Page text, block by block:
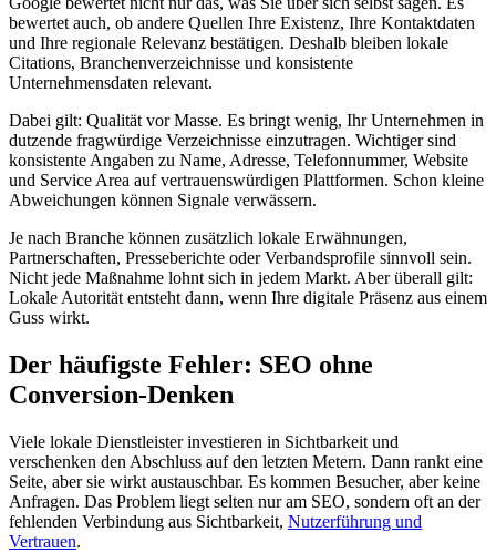
bewertet auch, ob andere Quellen Ihre Existenz, Ihre Kontaktdaten
und Ihre regionale Relevanz bestätigen. Deshalb bleiben lokale
Citations, Branchenverzeichnisse und konsistente
Unternehmensdaten relevant.
Dabei gilt: Qualität vor Masse. Es bringt wenig, Ihr Unternehmen in
dutzende fragwürdige Verzeichnisse einzutragen. Wichtiger sind
konsistente Angaben zu Name, Adresse, Telefonnummer, Website
und Service Area auf vertrauenswürdigen Plattformen. Schon kleine
Abweichungen können Signale verwässern.
Je nach Branche können zusätzlich lokale Erwähnungen,
Partnerschaften, Presseberichte oder Verbandsprofile sinnvoll sein.
Nicht jede Maßnahme lohnt sich in jedem Markt. Aber überall gilt:
Lokale Autorität entsteht dann, wenn Ihre digitale Präsenz aus einem
Guss wirkt.
Der häufigste Fehler: SEO ohne
Conversion-Denken
Viele lokale Dienstleister investieren in Sichtbarkeit und
verschenken den Abschluss auf den letzten Metern. Dann rankt eine
Seite, aber sie wirkt austauschbar. Es kommen Besucher, aber keine
Anfragen. Das Problem liegt selten nur am SEO, sondern oft an der
fehlenden Verbindung aus Sichtbarkeit, Nutzerführung und
Vertrauen.